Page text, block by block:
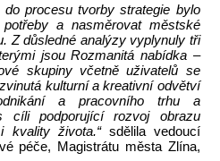
procesu tvorby strategie bylo
a nasměrovat městské
Z důsledné analýzy vyplynuly tři
jsou Rozmanitá nabídka –
skupiny včetně uživatelů se
kulturní a kreativní odvětví
a pracovního trhu a
cíli podporující rozvoj obrazu
kvality života.“sdělila vedoucí
péče, Magistrátu města Zlína,